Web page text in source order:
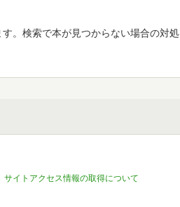
。検索で本が見つからない場合の対処
サイトアクセス情報の取得について